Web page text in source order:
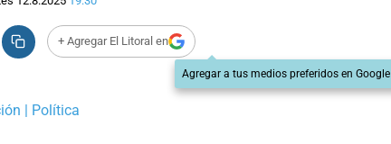
+ Agregar El Litoral en
Agregar a tus medios preferidos en Google
| Política